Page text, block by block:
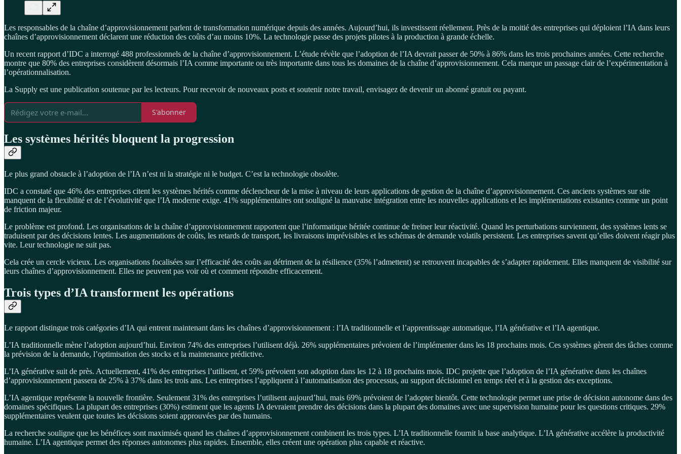
Les responsables de la chaîne d’approvisionnement parlent de transformation numérique depuis des années. Aujourd’hui, ils investissent réellement. Près de la moitié des entreprises qui déploient l’IA dans leurs
chaînes d’approvisionnement déclarent une réduction des coûts d’au moins 10%. La technologie passe des projets pilotes à la production à grande échelle.
Un recent rapport d’IDC a interrogé 488 professionnels de la chaîne d’approvisionnement. L’étude révèle que l’adoption de l’IA devrait passer de 50% à 86% dans les trois prochaines années. Cette recherche
montre que 80% des entreprises considèrent désormais l’IA comme importante ou très importante dans tous les domaines de la chaîne d’approvisionnement. Cela marque un passage clair de l’expérimentation à
l’opérationnalisation.
La Supply est une publication soutenue par les lecteurs. Pour recevoir de nouveaux posts et soutenir notre travail, envisagez de devenir un abonné gratuit ou payant.
S'abonner
Les systèmes hérités bloquent la progression
Le plus grand obstacle à l’adoption de l’IA n’est ni la stratégie ni le budget. C’est la technologie obsolète.
IDC a constaté que 46% des entreprises citent les systèmes hérités comme déclencheur de la mise à niveau de leurs applications de gestion de la chaîne d’approvisionnement. Ces anciens systèmes sur site
manquent de la flexibilité et de l’évolutivité que l’IA moderne exige. 41% supplémentaires ont souligné la mauvaise intégration entre les nouvelles applications et les implémentations existantes comme un point
de friction majeur.
Le problème est profond. Les organisations de la chaîne d’approvisionnement rapportent que l’informatique héritée continue de freiner leur réactivité. Quand les perturbations surviennent, des systèmes lents se
traduisent par des décisions lentes. Les augmentations de coûts, les retards de transport, les livraisons imprévisibles et les schémas de demande volatils persistent. Les entreprises savent qu’elles doivent réagir plus
vite. Leur technologie ne suit pas.
Cela crée un cercle vicieux. Les organisations focalisées sur l’efficacité des coûts au détriment de la résilience (35% l’admettent) se retrouvent incapables de s’adapter rapidement. Elles manquent de visibilité sur
leurs chaînes d’approvisionnement. Elles ne peuvent pas voir où et comment répondre efficacement.
Trois types d’IA transforment les opérations
Le rapport distingue trois catégories d’IA qui entrent maintenant dans les chaînes d’approvisionnement : l’IA traditionnelle et l’apprentissage automatique, l’IA générative et l’IA agentique.
L’IA traditionnelle mène l’adoption aujourd’hui. Environ 74% des entreprises l’utilisent déjà. 26% supplémentaires prévoient de l’implémenter dans les 18 prochains mois. Ces systèmes gèrent des tâches comme
la prévision de la demande, l’optimisation des stocks et la maintenance prédictive.
L’IA générative suit de près. Actuellement, 41% des entreprises l’utilisent, et 59% prévoient son adoption dans les 12 à 18 prochains mois. IDC projette que l’adoption de l’IA générative dans les chaînes
d’approvisionnement passera de 25% à 37% dans les trois ans. Les entreprises l’appliquent à l’automatisation des processus, au support décisionnel en temps réel et à la gestion des exceptions.
L’IA agentique représente la nouvelle frontière. Seulement 31% des entreprises l’utilisent aujourd’hui, mais 69% prévoient de l’adopter bientôt. Cette technologie permet une prise de décision autonome dans des
domaines spécifiques. La plupart des entreprises (30%) estiment que les agents IA devraient prendre des décisions dans la plupart des domaines avec une supervision humaine pour les questions critiques. 29%
supplémentaires veulent que toutes les décisions soient approuvées par des humains.
La recherche souligne que les bénéfices sont maximisés quand les chaînes d’approvisionnement combinent les trois types. L’IA traditionnelle fournit la base analytique. L’IA générative accélère la productivité
humaine. L’IA agentique permet des réponses autonomes plus rapides. Ensemble, elles créent une opération plus capable et réactive.